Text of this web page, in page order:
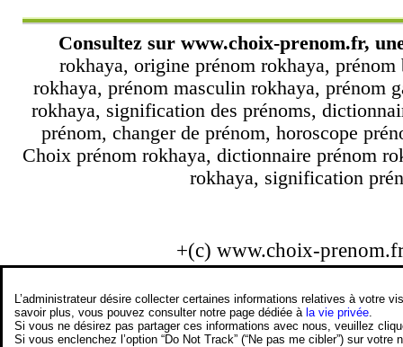
Consultez sur www.choix-prenom.fr,
rokhaya, origine prénom rokhaya,
rokhaya, prénom masculin rokhaya, prénom
rokhaya, signification des prénoms,
prénom, changer de prénom, horoscope
Choix prénom rokhaya, dictionnaire prénom
rokhaya, signification
+(c) www.choix-
L’administrateur désire collecter certaines informations relatives à votre
savoir plus, vous pouvez consulter notre page dédiée àla vie privée
Si vous ne désirez pas partager ces informations avec nous, veuillez
Si vous enclenchez l’option “Do Not Track” (“Ne pas me cibler”) sur